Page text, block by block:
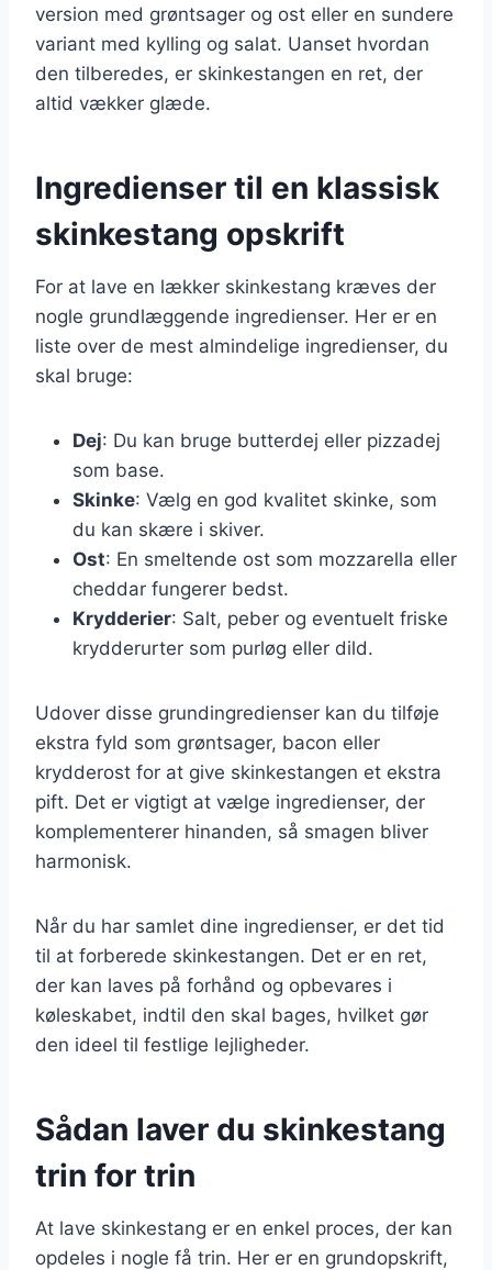
version med grøntsager og ost eller en sundere
variant med kylling og salat. Uanset hvordan
den tilberedes, er skinkestangen en ret, der
altid vækker glæde.
Ingredienser til en klassisk
skinkestang opskrift
For at lave en lækker skinkestang kræves der
nogle grundlæggende ingredienser. Her er en
liste over de mest almindelige ingredienser, du
skal bruge:
Dej: Du kan bruge butterdej eller pizzadej
som base.
Skinke: Vælg en god kvalitet skinke, som
du kan skære i skiver.
Ost: En smeltende ost som mozzarella eller
cheddar fungerer bedst.
Krydderier: Salt, peber og eventuelt friske
krydderurter som purløg eller dild.
Udover disse grundingredienser kan du tilføje
ekstra fyld som grøntsager, bacon eller
krydderost for at give skinkestangen et ekstra
pift. Det er vigtigt at vælge ingredienser, der
komplementerer hinanden, så smagen bliver
harmonisk.
Når du har samlet dine ingredienser, er det tid
til at forberede skinkestangen. Det er en ret,
der kan laves på forhånd og opbevares i
køleskabet, indtil den skal bages, hvilket gør
den ideel til festlige lejligheder.
Sådan laver du skinkestang
trin for trin
At lave skinkestang er en enkel proces, der kan
opdeles i nogle få trin. Her er en grundopskrift,